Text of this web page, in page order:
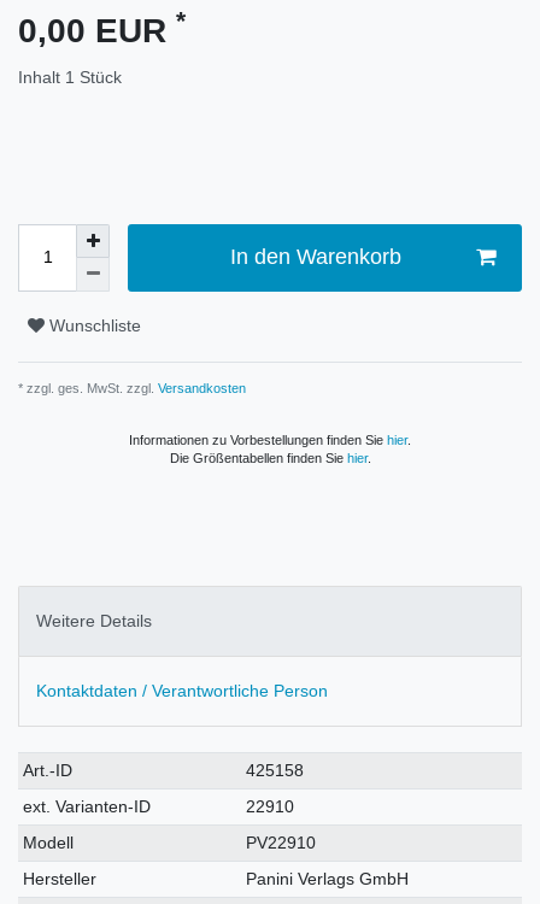
0,00 EUR *
Inhalt 1 Stück
In den Warenkorb
Wunschliste
* zzgl. ges. MwSt. zzgl. Versandkosten
Informationen zu Vorbestellungen finden Sie hier.
Die Größentabellen finden Sie hier.
Weitere Details
Kontaktdaten / Verantwortliche Person
Technisches
Merkmal
Wert
Art.-ID
425158
ext. Varianten-ID
22910
Modell
PV22910
Hersteller
Panini Verlags GmbH